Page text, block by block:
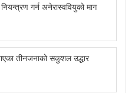
गर्न अनेरास्ववियुको माग
तीनजनाको सकुशल उद्धार